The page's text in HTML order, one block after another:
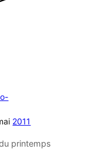
2011
printemps